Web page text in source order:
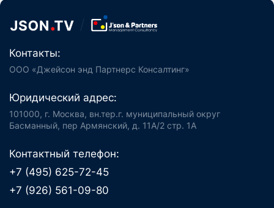
Контакты:
101000, г. Москва, вн.тер.г. муниципальный округ
Контактный телефон: